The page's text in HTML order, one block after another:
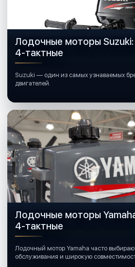
Лодочные моторы
4-тактные
Suzuki — один из самых узнаваемых
двигателей.
Лодочные моторы
4-тактные
Лодочный мотор Yamaha часто
обслуживания и широкую